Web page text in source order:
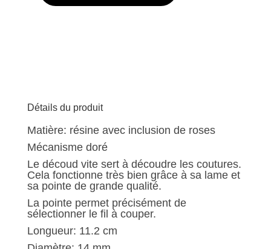
Détails du produit
Matière: résine avec inclusion de roses
Mécanisme doré
Le découd vite sert à découdre les coutures.
Cela fonctionne très bien grâce à sa lame et
sa pointe de grande qualité.
La pointe permet précisément de
sélectionner le fil à couper.
Longueur: 11.2 cm